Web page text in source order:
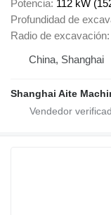
Potencia 112 kW
Profundidad de
Radio de excavación
China, Shanghai
Shanghai Aite